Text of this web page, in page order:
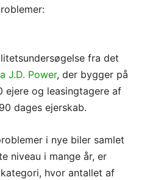
fra det
J.D. Power, der bygger på
ejere og leasingtagere af
dages ejerskab.
i nye biler samlet
niveau i mange år, er
hvor antallet af